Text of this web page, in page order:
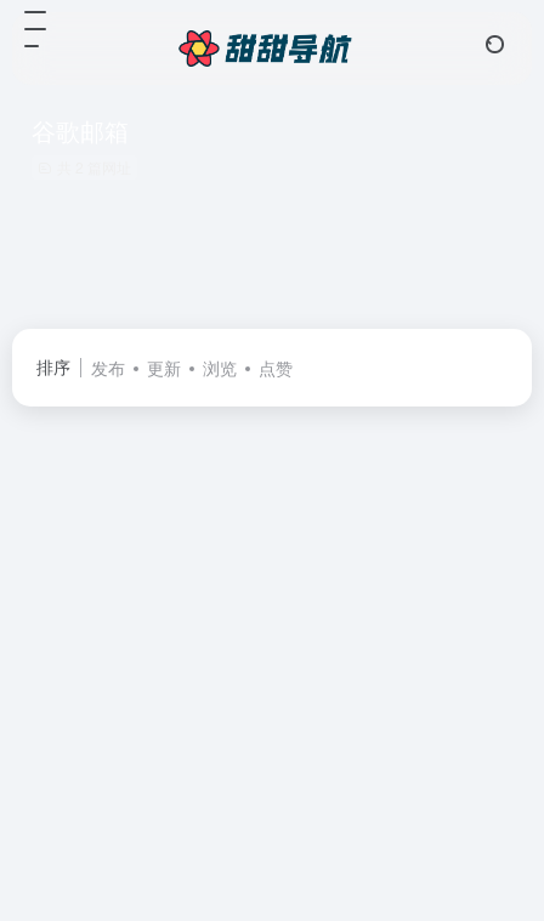
排序 发布 更新 浏览 点赞